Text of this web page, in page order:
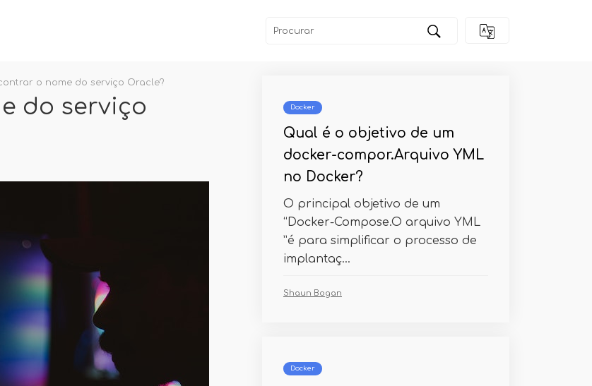
o nome do serviço Oracle?
do serviço
Docker
Qual é o objetivo de um
docker-compor.Arquivo YML
no Docker?
O principal objetivo de um
“Docker-Compose.O arquivo YML
”é para simplificar o processo de
implantaç...
Shaun Bogan
Docker